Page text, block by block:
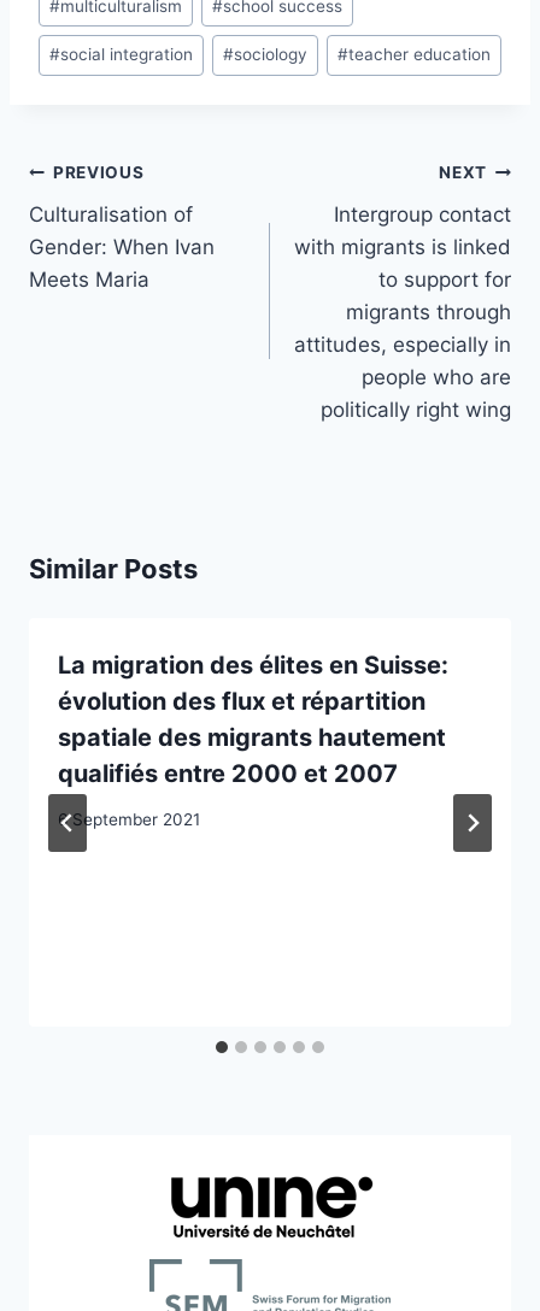
#multiculturalism #school success
#social integration #sociology #teacher education
Post
navigation
PREVIOUS
Culturalisation of
Gender: When Ivan
Meets Maria
NEXT
Intergroup contact
with migrants is linked
to support for
migrants through
attitudes, especially in
people who are
politically right wing
Similar Posts
La migration des élites en Suisse:
évolution des flux et répartition
spatiale des migrants hautement
qualifiés entre 2000 et 2007
6 September 2021